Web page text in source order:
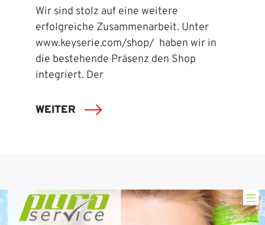
Wir sind stolz auf eine weitere
erfolgreiche Zusammenarbeit. Unter
www.keyserie.com/shop/ haben wir in
die bestehende Präsenz den Shop
integriert. Der
WEITER